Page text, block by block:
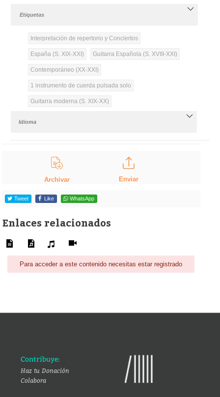
Etiquetas
Interpretación de repertorio y Conciertos
España (S. XIX-XXI) Guitarra Española (S. XVIII-XXI)
Contemporáneo (XX-XXI)
1 instrumento de cuerda pulsada solo
Guitarra moderna (S. XIX-XX)
Idioma
Archivar Enviar
Tweet Like WhatsApp
Enlaces relacionados
Para acceder a este contenido necesitas estar registrado
Contribuye:
Haz tu Donación
Colabora